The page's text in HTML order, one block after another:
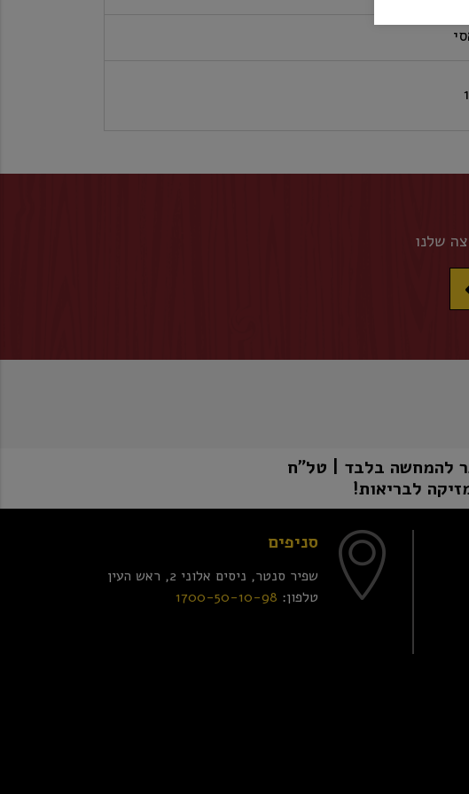
שלנו
לבריאות!
סניפים
שפיר סנטר, ניסים אלוני 2, ראש העין
טלפון: 1700-50-10-98